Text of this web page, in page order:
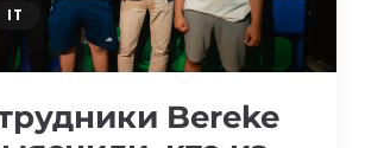
ДЕВУШЕК
IT
Bereke